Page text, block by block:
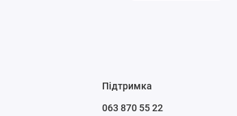
Підтримка
063 870 55 22